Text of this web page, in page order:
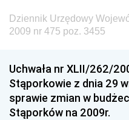
Dziennik Urzędowy
Dziennik Urzędowy
Narodowego i Sportu
Dziennik Urzędowy
Społecznej
Dziennik Urzędowy
2009 nr 475 poz. 3455
Uchwała nr XLII/262/
Stąporkowie z dnia 29
sprawie zmian w
Stąporków na 2009r.